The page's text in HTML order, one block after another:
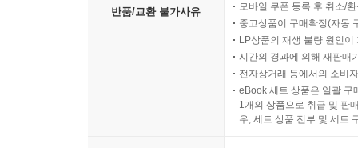
반품/교환 불가사유
모바일 쿠폰 등록 후 취소/
중고상품이 구매확정(자동
LP상품의 재생 불량 원인
시간의 경과에 의해 재판매
전자상거래 등에서의 소비
eBook 세트 상품은 일괄 구
1개의 상품으로 취급 및 판
우, 세트 상품 전부 및 세트